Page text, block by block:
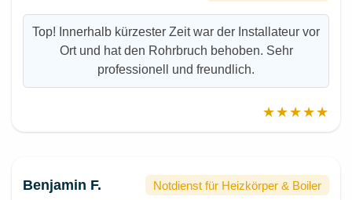
Top! Innerhalb kürzester Zeit war der Installateur vor
Ort und hat den Rohrbruch behoben. Sehr
professionell und freundlich.
★★★★★
Benjamin F. Notdienst für Heizkörper & Boiler